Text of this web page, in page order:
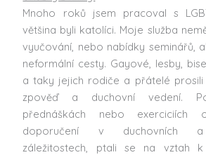
Mnoho roků jsem pracoval s
většina byli katolíci. Moje služba
vyučování, nebo nabídky seminářů,
neformální cesty. Gayové, lesby,
a taky jejich rodiče a přátelé
zpověď a duchovní vedení. Po
přednáškách nebo exerciciích
doporučení v duchovních a
záležitostech, ptali se na vztah